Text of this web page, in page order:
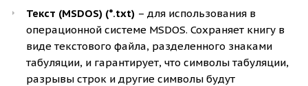
Текст (MSDOS) (*.txt) – для использования в
операционной системе MSDOS. Сохраняет книгу в
виде текстового файла, разделенного знаками
табуляции, и гарантирует, что символы табуляции,
разрывы строк и другие символы будут